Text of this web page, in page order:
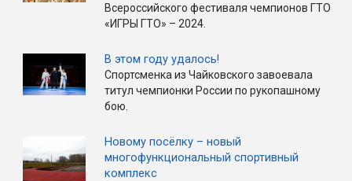
Всероссийского фестиваля чемпионов ГТО
«ИГРЫ ГТО» – 2024.
В этом году удалось!
Спортсменка из Чайковского завоевала
титул чемпионки России по рукопашному
бою.
Новому посёлку – новый
многофункциональный спортивный
комплекс